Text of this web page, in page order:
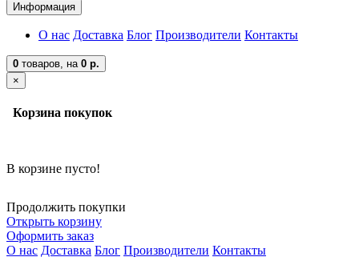
Информация
О нас Доставка Блог Производители Контакты
0 товаров, на 0 р.
×
Корзина покупок
В корзине пусто!
Продолжить покупки
Открыть корзину
Оформить заказ
О нас Доставка Блог Производители Контакты